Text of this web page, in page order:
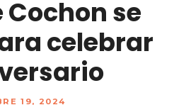
Cochon se
celebrar
19, 2024